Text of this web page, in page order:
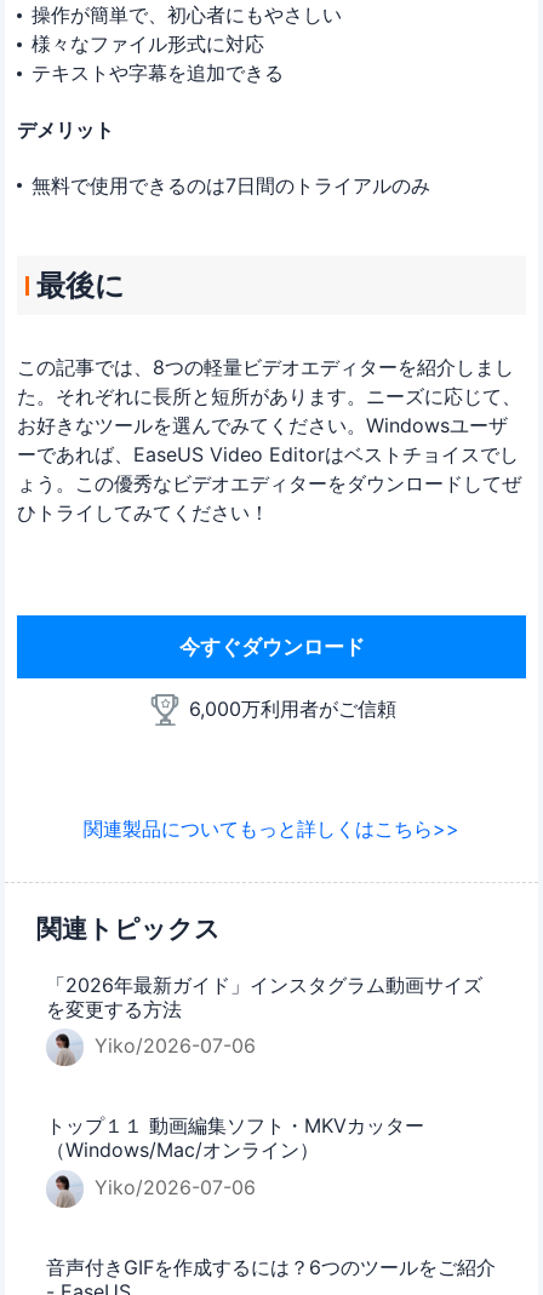
操作が簡単で、初心者にもやさしい
様々なファイル形式に対応
テキストや字幕を追加できる
デメリット
無料で使用できるのは7日間のトライアルのみ
最後に
この記事では、8つの軽量ビデオエディターを紹介しまし
た。それぞれに長所と短所があります。ニーズに応じて、
お好きなツールを選んでみてください。Windowsユーザ
ーであれば、EaseUS Video Editorはベストチョイスでし
ょう。この優秀なビデオエディターをダウンロードしてぜ
ひトライしてみてください！
今すぐダウンロード
6,000万利用者がご信頼
関連製品についてもっと詳しくはこちら>>
関連トピックス
「2026年最新ガイド」インスタグラム動画サイズ
を変更する方法
Yiko/2026-07-06
トップ１１ 動画編集ソフト・MKVカッター
（Windows/Mac/オンライン）
Yiko/2026-07-06
音声付きGIFを作成するには？6つのツールをご紹介